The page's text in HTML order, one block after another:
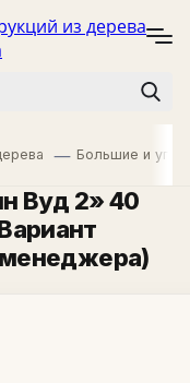
Большие и
Вуд 2» 40